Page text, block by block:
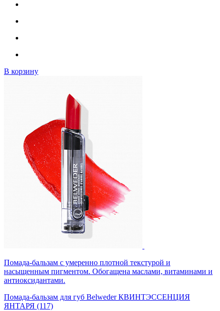
В корзину
Помада-бальзам с умеренно плотной текстурой и
насыщенным пигментом. Обогащена маслами, витаминами и
антиоксидантами.
Помада-бальзам для губ Belweder КВИНТЭССЕНЦИЯ
ЯНТАРЯ (117)